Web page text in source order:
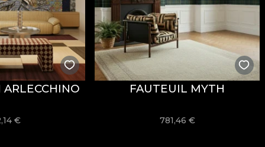
sans javel, sans essorage par torsion, sans séchage
ARLECCHINO
€
FAUTEUIL MYTH
781,46 €